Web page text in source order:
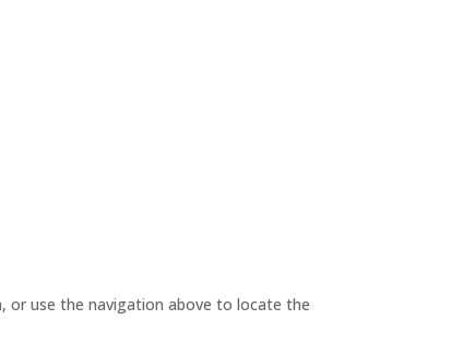
or use the navigation above to locate the